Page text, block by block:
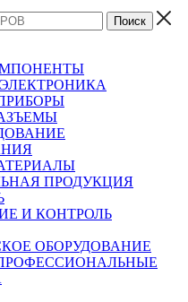
ПРОДУКЦИЯ
И КОНТРОЛЬ
ОБОРУДОВАНИЕ